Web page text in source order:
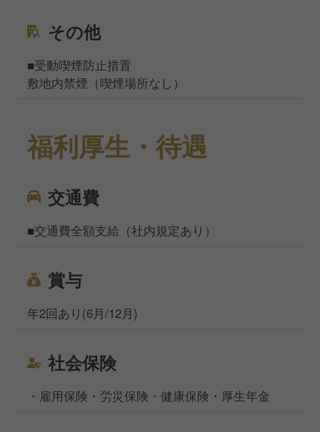
その他
■受動喫煙防止措置
敷地内禁煙（喫煙場所なし）
福利厚生・待遇
交通費
■交通費全額支給（社内規定あり）
賞与
年2回あり(6月/12月)
社会保険
・雇用保険・労災保険・健康保険・厚生年金